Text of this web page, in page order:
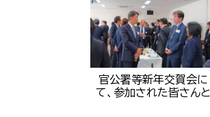
官公署等新年交賀会に
て、参加された皆さんと